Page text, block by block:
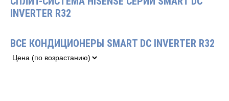
INVERTER R32
ВСЕ КОНДИЦИОНЕРЫ SMART DC INVERTER R32